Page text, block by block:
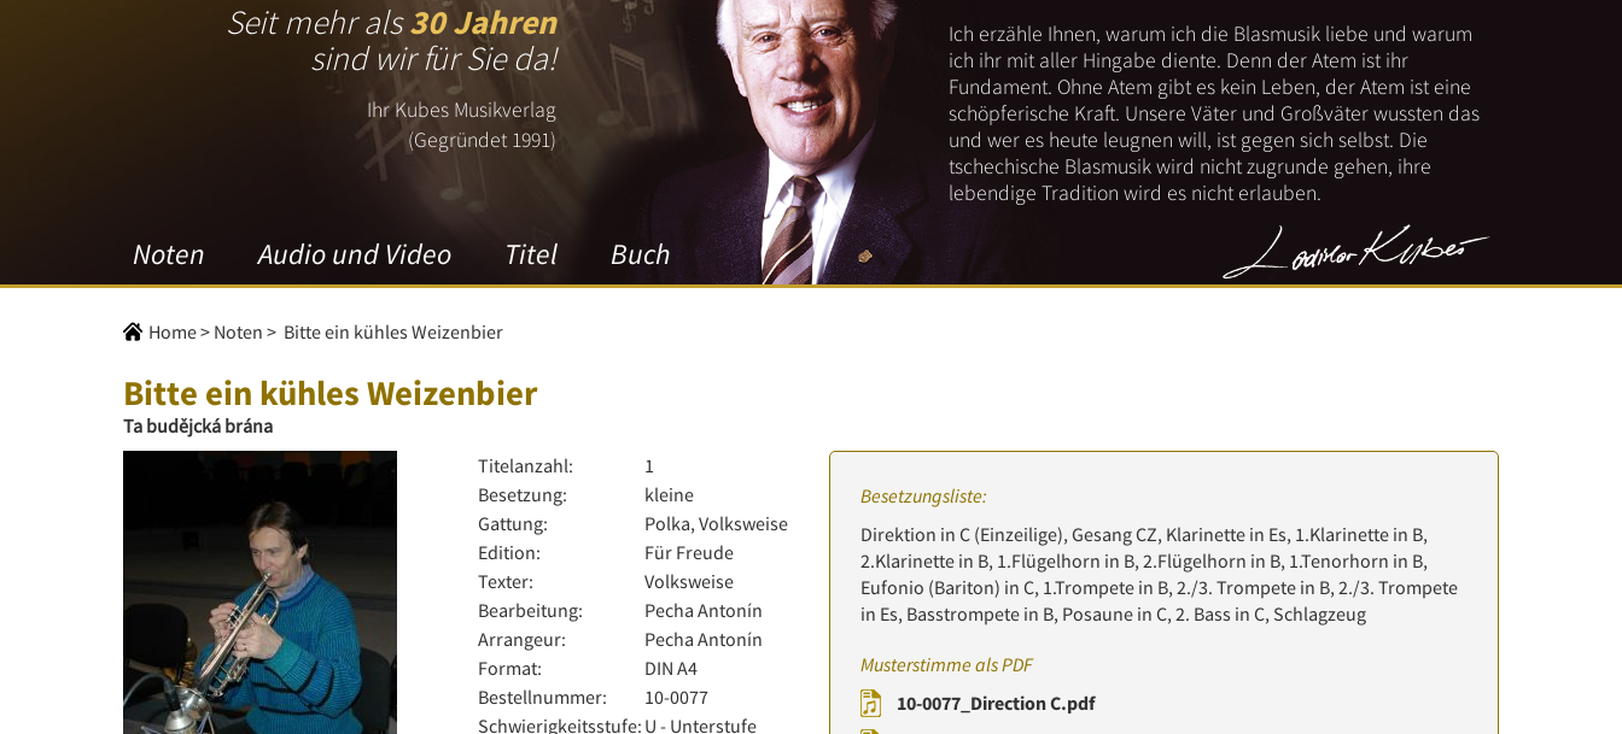
Seit mehr als30 Jahren
sind wir für Sie da!
Ihr Kubes Musikverlag
(Gegründet 1991)
Noten Audio und Video Titel Buch
Ich erzähle Ihnen, warum ich die Blasmusik liebe und warum
ich ihr mit aller Hingabe diente. Denn der Atem ist ihr
Fundament. Ohne Atem gibt es kein Leben, der Atem ist eine
schöpferische Kraft. Unsere Väter und Großväter wussten das
und wer es heute leugnen will, ist gegen sich selbst. Die
tschechische Blasmusik wird nicht zugrunde gehen, ihre
lebendige Tradition wird es nicht erlauben.
Home> Noten > Bitte ein kühles Weizenbier
Bitte ein kühles Weizenbier
Ta budějcká brána
Titelanzahl:
1
Besetzung:
kleine
Gattung:
Polka, Volksweise
Edition:
Für Freude
Texter:
Volksweise
Bearbeitung:
Pecha Antonín
Arrangeur:
Pecha Antonín
Format:
DIN A4
Bestellnummer:
10-0077
Schwierigkeitsstufe: U - Unterstufe
Besetzungsliste:
Direktion in C (Einzeilige), Gesang CZ, Klarinette in Es, 1.Klarinette in B,
2.Klarinette in B, 1.Flügelhorn in B, 2.Flügelhorn in B, 1.Tenorhorn in B,
Eufonio (Bariton) in C, 1.Trompete in B, 2./3. Trompete in B, 2./3. Trompete
in Es, Basstrompete in B, Posaune in C, 2. Bass in C, Schlagzeug
Musterstimme als PDF
10-0077_Direction C.pdf